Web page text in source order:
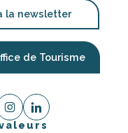
la newsletter
de Tourisme